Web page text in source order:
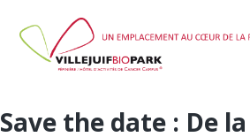
Save the date : De